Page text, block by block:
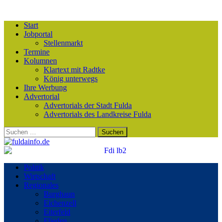
Start
Jobportal
Stellenmarkt
Termine
Kolumnen
Klartext mit Radtke
König unterwegs
Ihre Werbung
Advertorial
Advertorials der Stadt Fulda
Advertorials des Landkreise Fulda
Suchen
nach:
Politik
Wirtschaft
Regionales
Burghaun
Eichenzell
Eiterfeld